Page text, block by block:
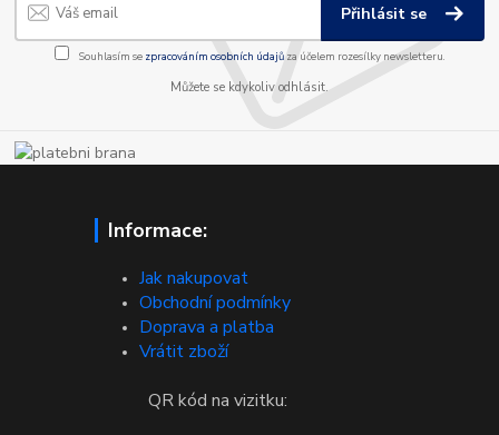
Přihlásit se
Souhlasím se zpracováním osobních údajůza účelem rozesílky newsletteru.
Můžete se kdykoliv odhlásit.
Informace:
Jak nakupovat
Obchodní podmínky
Doprava a platba
Vrátit zboží
QR kód na vizitku: